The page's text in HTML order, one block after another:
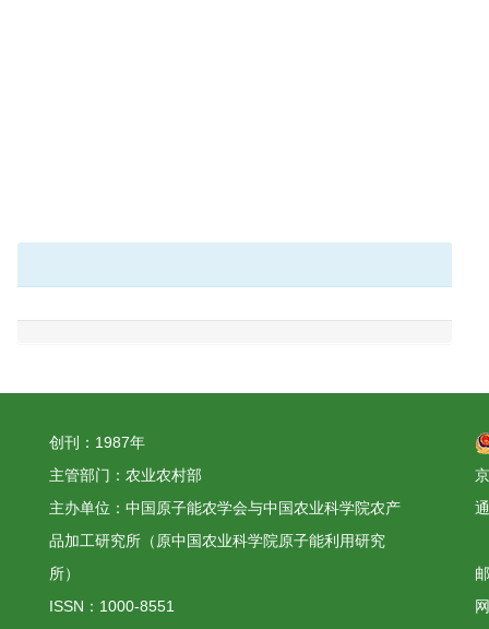
创刊：1987年
主管部门：农业农村部
主办单位：中国原子能农学会与中国农业科学院农产
品加工研究所（原中国农业科学院原子能利用研究
所）
ISSN：1000-8551